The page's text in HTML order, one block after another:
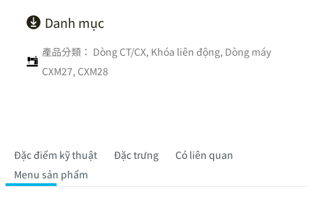
Danh mục
產品分類： Dòng CT/CX, Khóa liên động, Dòng máy
CXM27, CXM28
Đặc điểm kỹ thuật Đặc trưng
Có liên quan
Menu sản phẩm